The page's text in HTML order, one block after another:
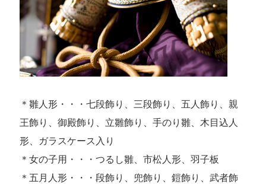
＊雛人形・・・七段飾り、三段飾り、五人飾り、親
王飾り、御殿飾り、立雛飾り、手のり雛、木目込人
形、ガラスケース入り
＊女の子用・・・つるし雛、市松人形、羽子板
＊五月人形・・・段飾り、兜飾り、鎧飾り、武者飾